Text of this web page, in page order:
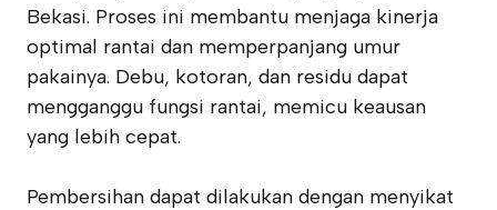
Bekasi. Proses ini membantu menjaga kinerja
optimal rantai dan memperpanjang umur
pakainya. Debu, kotoran, dan residu dapat
mengganggu fungsi rantai, memicu keausan
yang lebih cepat.
Pembersihan dapat dilakukan dengan menyikat